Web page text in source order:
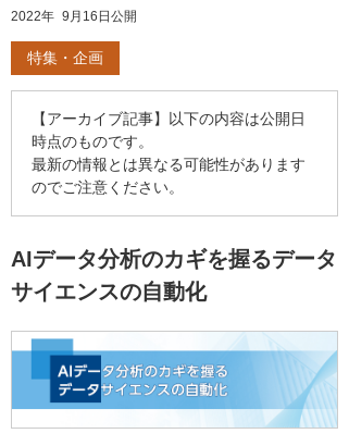
2022年 9月16日公開
特集・企画
【アーカイブ記事】以下の内容は公開日
時点のものです。
最新の情報とは異なる可能性があります
のでご注意ください。
AIデータ分析のカギを握るデータ
サイエンスの自動化